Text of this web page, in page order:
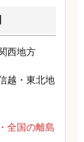
西地方
越・東北地
全国の離島